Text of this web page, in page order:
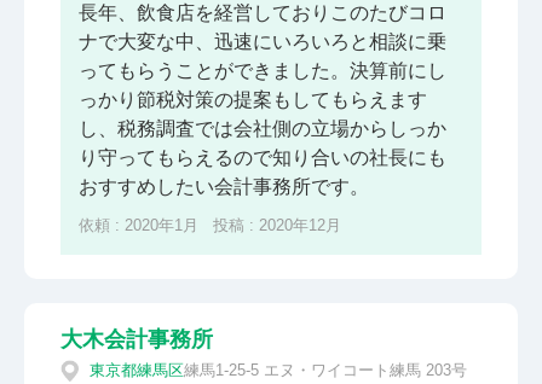
長年、飲食店を経営しておりこのたびコロ
ナで大変な中、迅速にいろいろと相談に乗
ってもらうことができました。決算前にし
っかり節税対策の提案もしてもらえます
し、税務調査では会社側の立場からしっか
り守ってもらえるので知り合いの社長にも
おすすめしたい会計事務所です。
依頼 : 2020年1月 投稿 : 2020年12月
大木会計事務所
東京都練馬区練馬1-25-5 エヌ・ワイコート練馬 203号